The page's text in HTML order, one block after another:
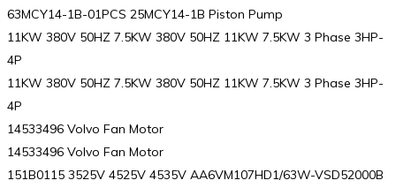
63MCY14-1B-01PCS 25MCY14-1B Piston Pump
11KW 380V 50HZ 7.5KW 380V 50HZ 11KW 7.5KW 3 Phase 3HP-
4P
11KW 380V 50HZ 7.5KW 380V 50HZ 11KW 7.5KW 3 Phase 3HP-
4P
14533496 Volvo Fan Motor
14533496 Volvo Fan Motor
151B0115 3525V 4525V 4535V AA6VM107HD1/63W-VSD52000B